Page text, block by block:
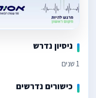
ניסיון נדרש
1 שנים
כישורים נדרשים